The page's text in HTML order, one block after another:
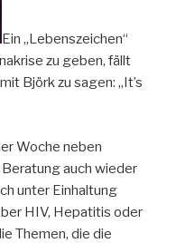
Ein „Lebenszeichen“
zu geben, fällt
Björk zu sagen: „It’s
Woche neben
auch wieder
unter Einhaltung
HIV, Hepatitis oder
Themen, die die